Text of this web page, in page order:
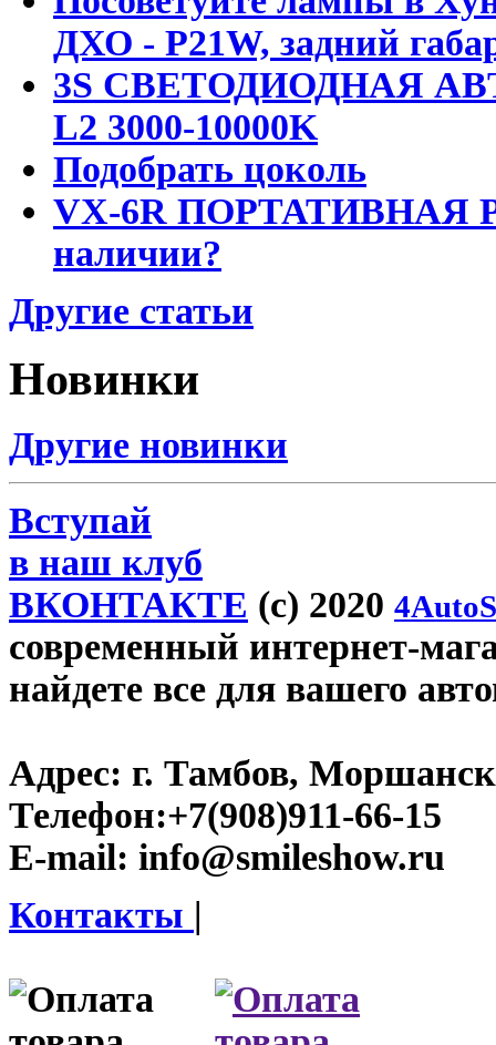
ДХО - P21W, задний
3S СВЕТОДИОДНАЯ
L2 3000-10000K
Подобрать цоколь
VX-6R ПОРТАТИВНАЯ
наличии?
Другие статьи
Новинки
Другие новинки
Вступай
в наш клуб
ВКОНТАКТЕ (c) 2020
современный интернет-
найдете все для вашего
Адрес: г. Тамбов,
Телефон:+7(908)911-66-15
E-mail: info@smileshow.ru
Контакты |